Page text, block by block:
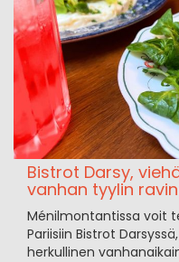
Bistrot Darsy,
vanhan tyylin
Ménilmontantissa voit
Pariisiin Bistrot
herkullinen